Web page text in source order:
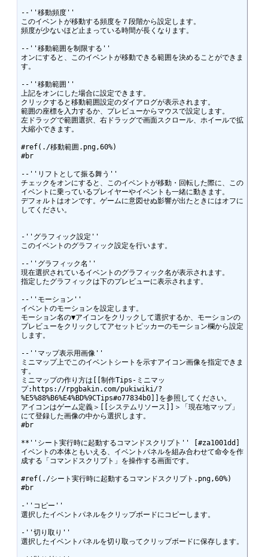
--''移動頻度''
このイベントが移動する頻度を７段階から設定します。
頻度が少ないほど止まっている時間が長くなります。
--''移動範囲を制限する''
オンにすると、このイベントが移動できる範囲を決めることができま
す。
--''移動範囲''
上記をオンにした場合に設定できます。
クリックすると移動範囲設定のダイアログが表示されます。
範囲の座標を入力するか、プレビューからマウスで設定します。
左ドラッグで範囲選択、右ドラッグで画面スクロール、ホイールで拡
#ref(./移動範囲.png,60%)
#br
--''リフトとして振る舞う''
チェックをオンにすると、このイベントが移動・回転した際に、この
イベントに乗っているプレイヤーやイベントも一緒に動きます。
デフォルトはオンです。ゲームに意図せぬ影響が出たときにはオフに
してください。
-''グラフィック設定''
このイベントのグラフィック設定を行います。
--''グラフィック名''
現在選択されているイベントのグラフィック名が表示されます。
指定したグラフィックは下のプレビューに表示されます。
--''モーション''
イベントのモーションを設定します。
モーション名の▼アイコンをクリックして選択するか、モーションの
プレビューをクリックしてアセットピッカーのモーション欄から設定
します。
--''マップ表示用画像''
ミニマップ上でこのイベントシートを示すアイコン画像を指定できま
す。
ミニマップの作り方は[[制作Tips-ミニマッ
プ:https://rpgbakin.com/pukiwiki/?
%E5%88%B6%E4%BD%9CTips#o77834b0]]を参照してください。
アイコンはゲーム定義＞[[システムリソース]]＞「現在地マップ」
にて登録した画像の中から選択します。
#br
**''シート実行時に起動するコマンドスクリプト'' [#za1001dd]
イベントの本体ともいえる、イベントパネルを組み合わせて命令を作
成する「コマンドスクリプト」を操作する画面です。
#ref(./シート実行時に起動するコマンドスクリプト.png,60%)
#br
-''コピー''
選択したイベントパネルをクリップボードにコピーします。
-''切り取り''
選択したイベントパネルを切り取ってクリップボードに保存します。